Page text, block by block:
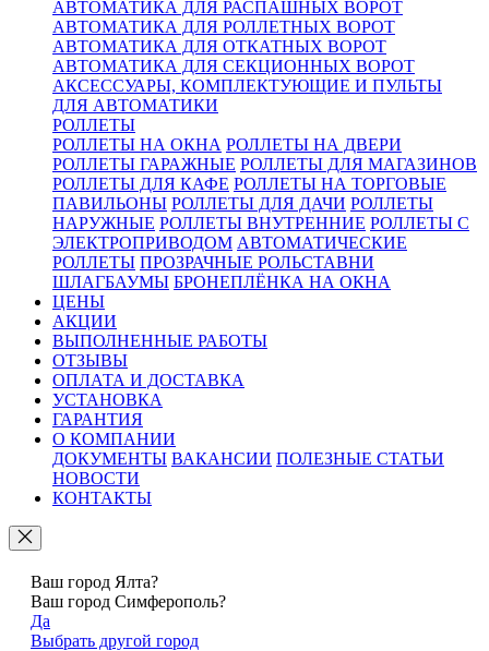
АВТОМАТИКА ДЛЯ РАСПАШНЫХ ВОРОТ
АВТОМАТИКА ДЛЯ РОЛЛЕТНЫХ ВОРОТ
АВТОМАТИКА ДЛЯ ОТКАТНЫХ ВОРОТ
АВТОМАТИКА ДЛЯ СЕКЦИОННЫХ ВОРОТ
АКСЕССУАРЫ, КОМПЛЕКТУЮЩИЕ И ПУЛЬТЫ
ДЛЯ АВТОМАТИКИ
РОЛЛЕТЫ
РОЛЛЕТЫ НА ОКНА РОЛЛЕТЫ НА ДВЕРИ
РОЛЛЕТЫ ГАРАЖНЫЕ РОЛЛЕТЫ ДЛЯ МАГАЗИНОВ
РОЛЛЕТЫ ДЛЯ КАФЕ РОЛЛЕТЫ НА ТОРГОВЫЕ
ПАВИЛЬОНЫ РОЛЛЕТЫ ДЛЯ ДАЧИ РОЛЛЕТЫ
НАРУЖНЫЕ РОЛЛЕТЫ ВНУТРЕННИЕ РОЛЛЕТЫ С
ЭЛЕКТРОПРИВОДОМ АВТОМАТИЧЕСКИЕ
РОЛЛЕТЫ ПРОЗРАЧНЫЕ РОЛЬСТАВНИ
ШЛАГБАУМЫ БРОНЕПЛЁНКА НА ОКНА
ЦЕНЫ
АКЦИИ
ВЫПОЛНЕННЫЕ РАБОТЫ
ОТЗЫВЫ
ОПЛАТА И ДОСТАВКА
УСТАНОВКА
ГАРАНТИЯ
О КОМПАНИИ
ДОКУМЕНТЫ ВАКАНСИИ ПОЛЕЗНЫЕ СТАТЬИ
НОВОСТИ
КОНТАКТЫ
Ваш город Ялта?
Ваш город Симферополь?
Да
Выбрать другой город